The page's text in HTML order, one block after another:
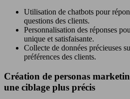
Utilisation de chatbots pour
questions des clients.
Personnalisation des réponses
unique et satisfaisante.
Collecte de données précieuses
préférences des clients.
Création de personas
une ciblage plus précis